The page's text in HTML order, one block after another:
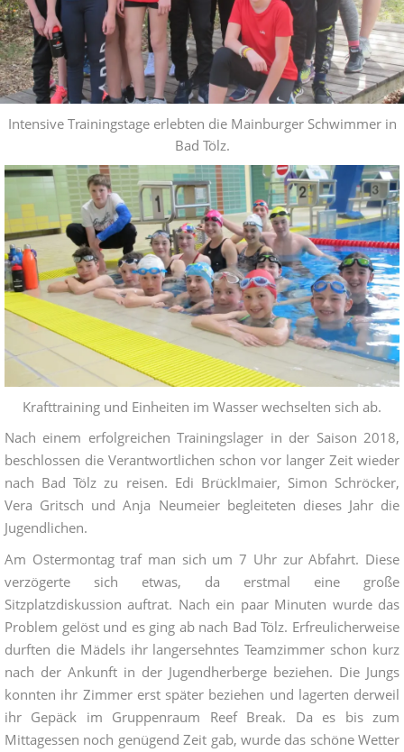
Intensive Trainingstage erlebten die Mainburger Schwimmer in
Bad Tölz.
Krafttraining und Einheiten im Wasser wechselten sich ab.
Nach einem erfolgreichen Trainingslager in der Saison 2018,
beschlossen die Verantwortlichen schon vor langer Zeit wieder
nach Bad Tölz zu reisen. Edi Brücklmaier, Simon Schröcker,
Vera Gritsch und Anja Neumeier begleiteten dieses Jahr die
Jugendlichen.
Am Ostermontag traf man sich um 7 Uhr zur Abfahrt. Diese
verzögerte sich etwas, da erstmal eine große
Sitzplatzdiskussion auftrat. Nach ein paar Minuten wurde das
Problem gelöst und es ging ab nach Bad Tölz. Erfreulicherweise
durften die Mädels ihr langersehntes Teamzimmer schon kurz
nach der Ankunft in der Jugendherberge beziehen. Die Jungs
konnten ihr Zimmer erst später beziehen und lagerten derweil
ihr Gepäck im Gruppenraum Reef Break. Da es bis zum
Mittagessen noch genügend Zeit gab, wurde das schöne Wetter